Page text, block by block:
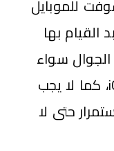
للموبايل
بها
سواء
كان هذا النظام Android أو iOS، كما لا يجب
حتى لا